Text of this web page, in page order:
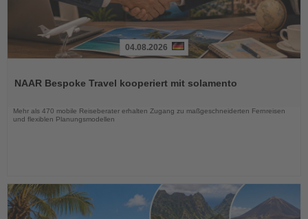
die
04.08.2026
NAAR Bespoke Travel kooperiert mit solamento
Mehr als 470 mobile Reiseberater erhalten Zugang zu maßgeschneiderten Fernreisen
und flexiblen Planungsmodellen